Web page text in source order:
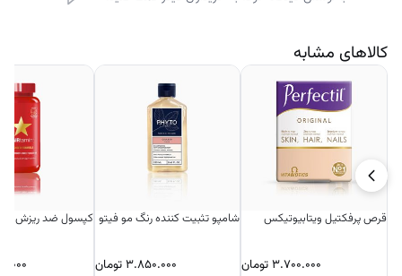
کالاهای مشابه
قرص پرفکتیل ویتابیوتیکس
۳.۷۰۰.۰۰۰ تومان
شامپو تثبیت کننده رنگ مو فیتو
۳.۸۵۰.۰۰۰تومان
کپسول ضد ریزش مو